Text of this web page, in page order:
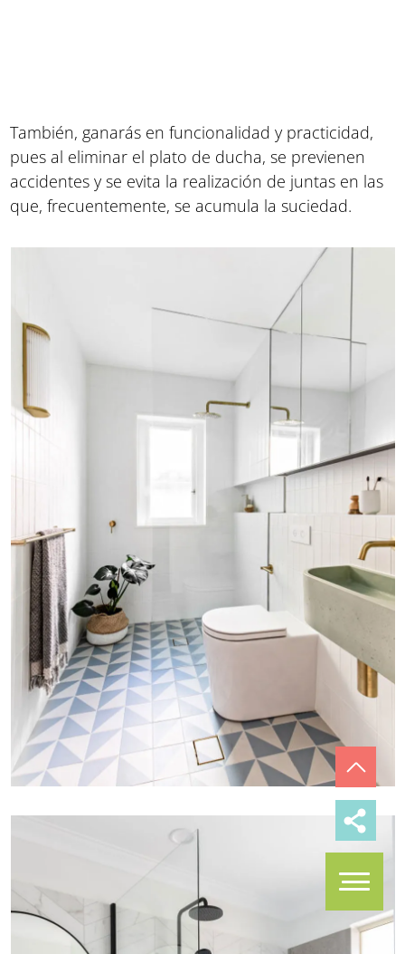
También, ganarás en funcionalidad y practicidad,
pues al eliminar el plato de ducha, se previenen
accidentes y se evita la realización de juntas en las
que, frecuentemente, se acumula la suciedad.